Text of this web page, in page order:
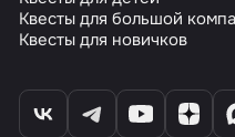
Квесты для большой
Квесты для новичков